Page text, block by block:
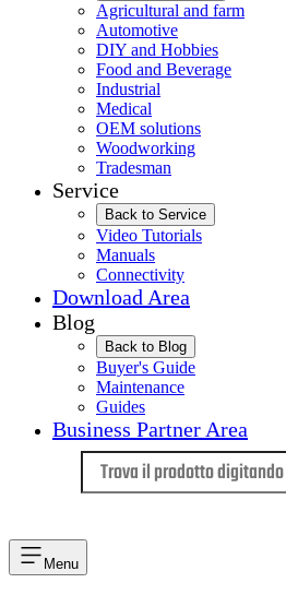
Agricultural and farm
Automotive
DIY and Hobbies
Food and Beverage
Industrial
Medical
OEM solutions
Woodworking
Tradesman
Service
Back to Service
Video Tutorials
Manuals
Connectivity
Download Area
Blog
Back to Blog
Buyer's Guide
Maintenance
Guides
Business Partner Area
Menu